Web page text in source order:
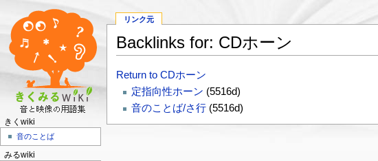
きくwiki
音のことば
みるwiki
リンク元
Backlinks for: CDホーン
Return to CDホーン
定指向性ホーン (5516d)
音のことば/さ行 (5516d)